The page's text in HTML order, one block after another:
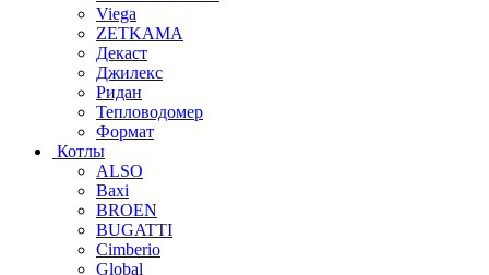
Viega
ZETKAMA
Декаст
Джилекс
Ридан
Тепловодомер
Формат
Котлы
ALSO
Baxi
BROEN
BUGATTI
Cimberio
Global